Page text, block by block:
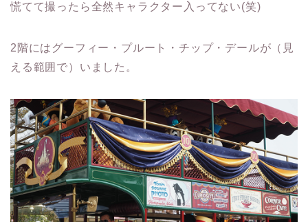
慌てて撮ったら全然キャラクター入ってない(笑)
2階にはグーフィー・プルート・チップ・デールが（見
える範囲で）いました。